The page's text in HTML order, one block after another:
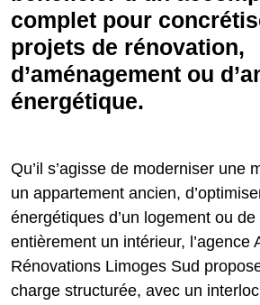
complet pour
projets de rénovation,
d’aménagement ou
énergétique.
Qu’il s’agisse de moderniser une
un appartement ancien,
énergétiques d’un logement ou
entièrement un intérieur, l’agence
Rénovations Limoges Sud
charge structurée, avec un